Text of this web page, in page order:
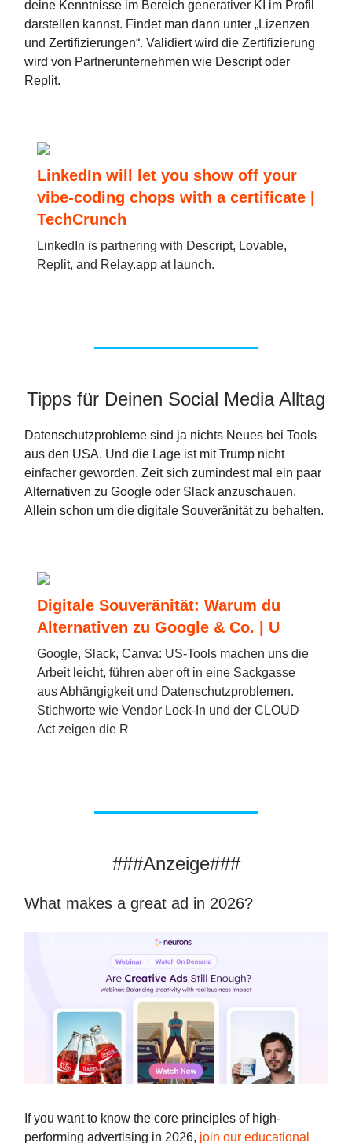
deine Kenntnisse im Bereich generativer KI im Profil
darstellen kannst. Findet man dann unter „Lizenzen
und Zertifizierungen“. Validiert wird die Zertifizierung
wird von Partnerunternehmen wie Descript oder
Replit.
LinkedIn will let you show off your
vibe-coding chops with a certificate |
TechCrunch
LinkedIn is partnering with Descript, Lovable,
Replit, and Relay.app at launch.
Tipps für Deinen Social Media Alltag
Datenschutzprobleme sind ja nichts Neues bei Tools
aus den USA. Und die Lage ist mit Trump nicht
einfacher geworden. Zeit sich zumindest mal ein paar
Alternativen zu Google oder Slack anzuschauen.
Allein schon um die digitale Souveränität zu behalten.
Digitale Souveränität: Warum du
Alternativen zu Google & Co. | U
Google, Slack, Canva: US-Tools machen uns die
Arbeit leicht, führen aber oft in eine Sackgasse
aus Abhängigkeit und Datenschutzproblemen.
Stichworte wie Vendor Lock-In und der CLOUD
Act zeigen die R
###Anzeige###
What makes a great ad in 2026?
If you want to know the core principles of high-
performing advertising in 2026, join our educational